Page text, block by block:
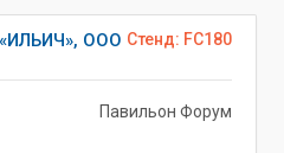
Стенд: FC180
ООО
Павильон Форум